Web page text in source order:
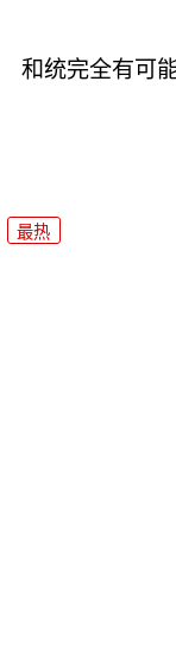
和统完全有可
最热